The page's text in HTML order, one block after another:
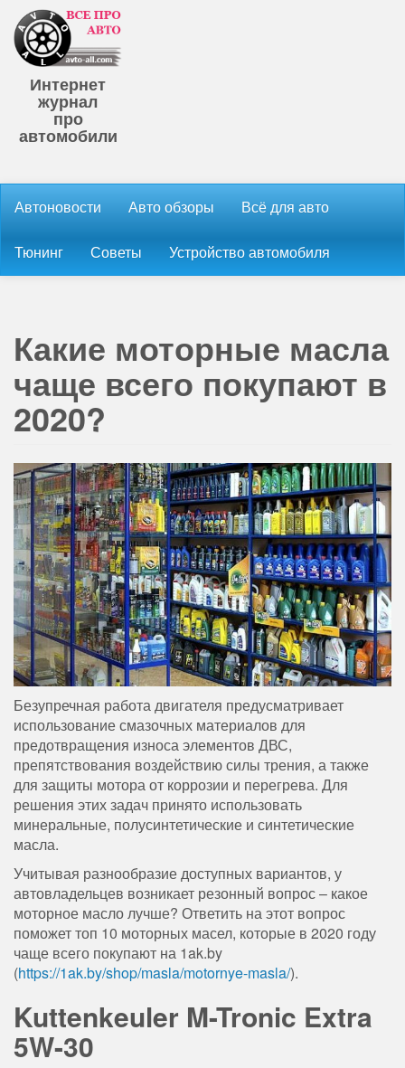
Интернет
журнал
про
автомобили
Автоновости Авто обзоры Всё для авто
Тюнинг Советы Устройство автомобиля
Какие моторные масла
чаще всего покупают в
2020?
Безупречная работа двигателя предусматривает
использование смазочных материалов для
предотвращения износа элементов ДВС,
препятствования воздействию силы трения, а также
для защиты мотора от коррозии и перегрева. Для
решения этих задач принято использовать
минеральные, полусинтетические и синтетические
масла.
Учитывая разнообразие доступных вариантов, у
автовладельцев возникает резонный вопрос – какое
моторное масло лучше? Ответить на этот вопрос
поможет топ 10 моторных масел, которые в 2020 году
чаще всего покупают на 1ak.by
(https://1ak.by/shop/masla/motornye-masla/).
Kuttenkeuler M-Tronic Extra
5W-30